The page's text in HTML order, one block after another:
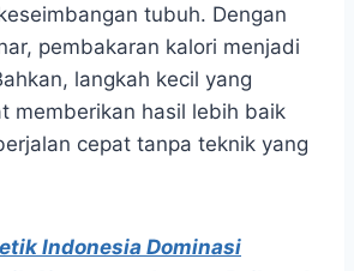
tubuh. Dengan
pembakaran kalori menjadi
langkah kecil yang
memberikan hasil lebih baik
cepat tanpa teknik yang
Indonesia Dominasi